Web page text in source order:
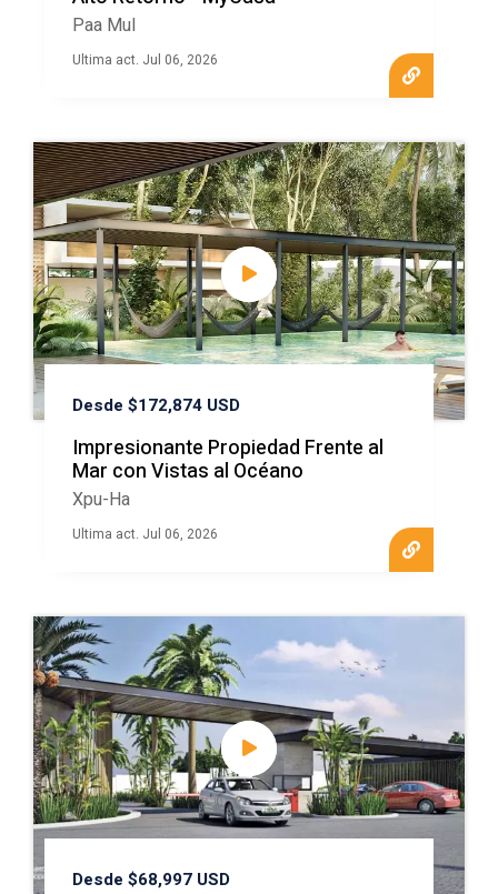
Paa Mul
Ultima act. Jul 06, 2026
Desde $172,874 USD
Impresionante Propiedad Frente al
Mar con Vistas al Océano
Xpu-Ha
Ultima act. Jul 06, 2026
Desde $68,997 USD